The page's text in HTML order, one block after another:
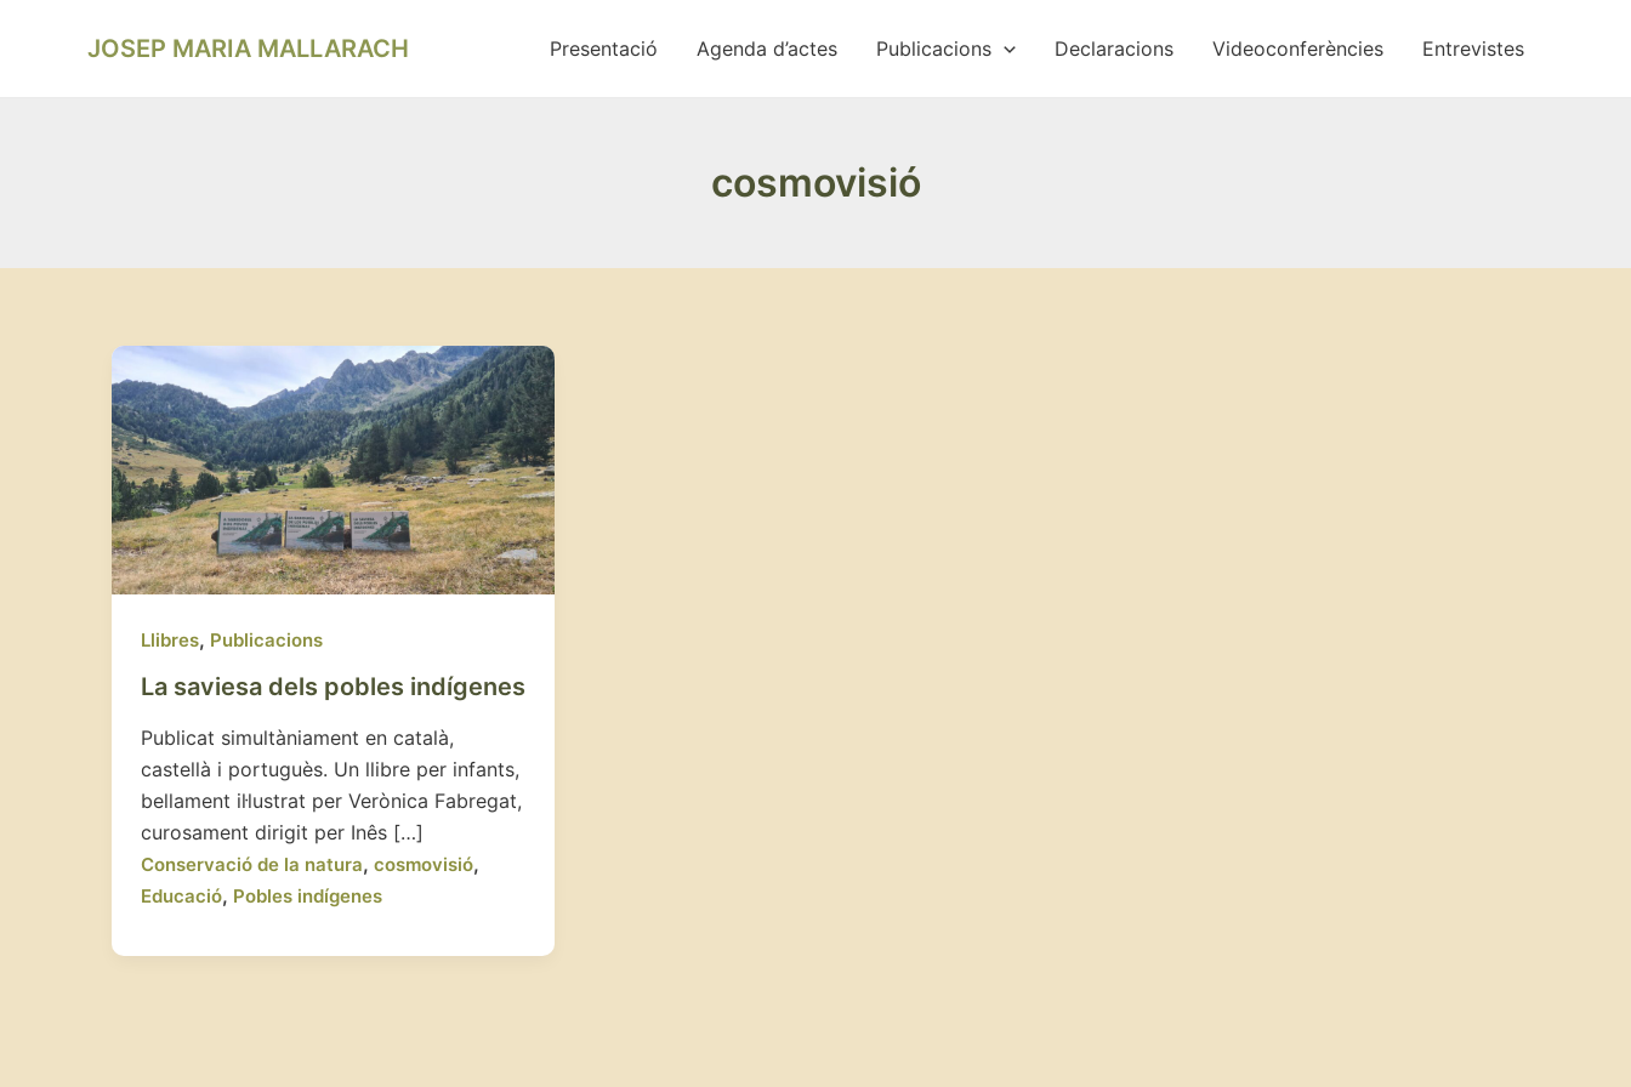
JOSEP MARIA MALLARACH Presentació Agenda d’actes Publicacions Declaracions Videoconferències Entrevistes
cosmovisió
Llibres, Publicacions
La saviesa dels pobles indígenes
Publicat simultàniament en català,
castellà i portuguès. Un llibre per infants,
bellament il·lustrat per Verònica Fabregat,
curosament dirigit per Inês […]
Conservació de la natura, cosmovisió,
Educació, Pobles indígenes